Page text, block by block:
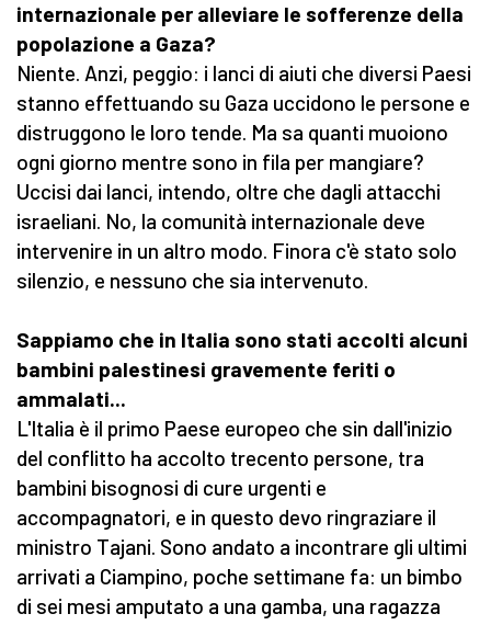
internazionale per alleviare le sofferenze della
popolazione a Gaza?
Niente. Anzi, peggio: i lanci di aiuti che diversi Paesi
stanno effettuando su Gaza uccidono le persone e
distruggono le loro tende. Ma sa quanti muoiono
ogni giorno mentre sono in fila per mangiare?
Uccisi dai lanci, intendo, oltre che dagli attacchi
israeliani. No, la comunità internazionale deve
intervenire in un altro modo. Finora c'è stato solo
silenzio, e nessuno che sia intervenuto.
Sappiamo che in Italia sono stati accolti alcuni
bambini palestinesi gravemente feriti o
ammalati...
L'Italia è il primo Paese europeo che sin dall'inizio
del conflitto ha accolto trecento persone, tra
bambini bisognosi di cure urgenti e
accompagnatori, e in questo devo ringraziare il
ministro Tajani. Sono andato a incontrare gli ultimi
arrivati a Ciampino, poche settimane fa: un bimbo
di sei mesi amputato a una gamba, una ragazza